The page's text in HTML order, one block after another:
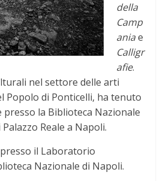
della
Camp
aniae
Calligr
afie.
nel settore delle arti
Popolo di Ponticelli, ha tenuto
la Biblioteca Nazionale
Reale a Napoli.
il Laboratorio
Nazionale di Napoli.